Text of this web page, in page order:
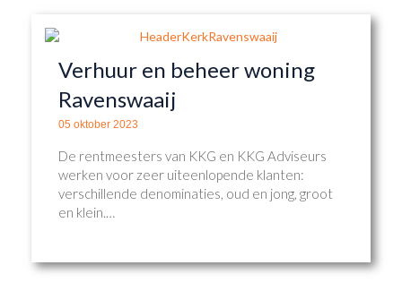
Verhuur en beheer woning
Ravenswaaij
05 oktober 2023
De rentmeesters van KKG en KKG Adviseurs
werken voor zeer uiteenlopende klanten:
verschillende denominaties, oud en jong, groot
en klein.…